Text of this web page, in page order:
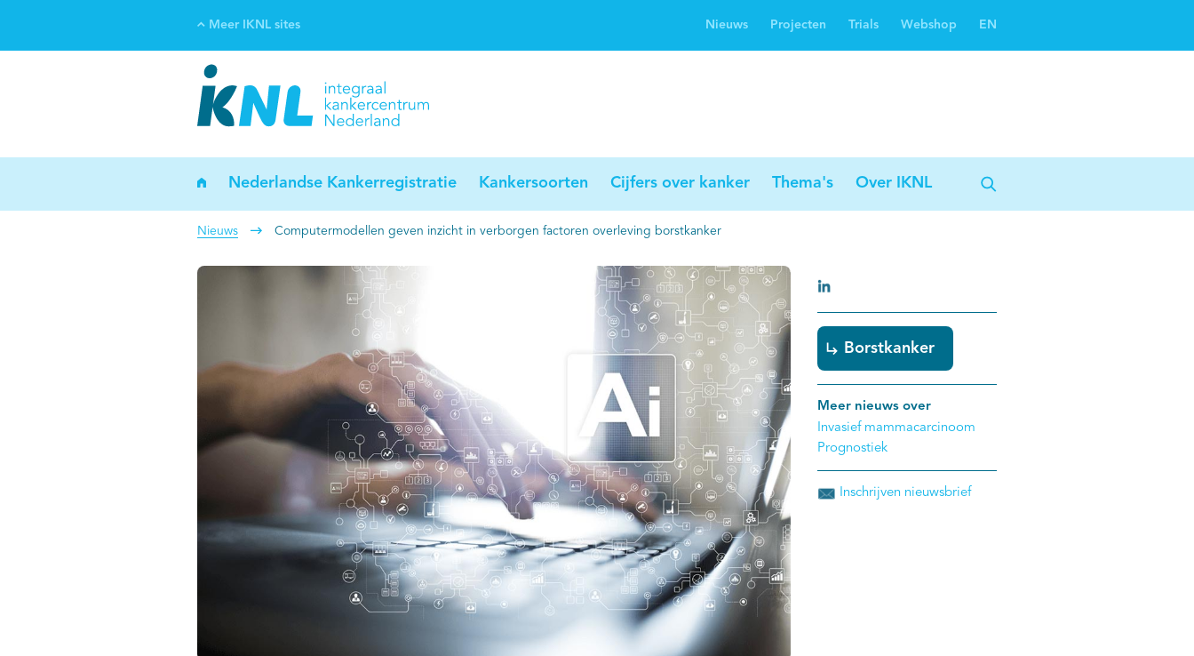
kanker
Meer IKNL sites Nieuws Projecten Trials Webshop EN
Nederlandse Kankerregistratie Kankersoorten Cijfers over kanker Thema's Over IKNL
Nieuws Computermodellen geven inzicht in verborgen factoren overleving borstkanker
Borstkanker
Meer nieuws over
Invasief mammacarcinoom
Prognostiek
Inschrijven nieuwsbrief